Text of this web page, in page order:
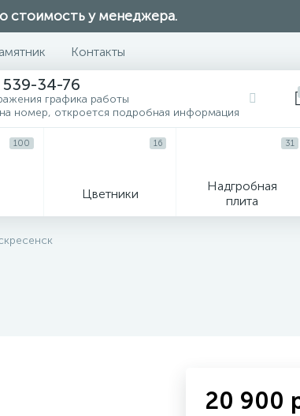
стоимость у менеджера.
Контакты
539-34-76
графика работы
номер, откроется подробная информация
100
Цветники
16
Надгробная
плита
31
20 900